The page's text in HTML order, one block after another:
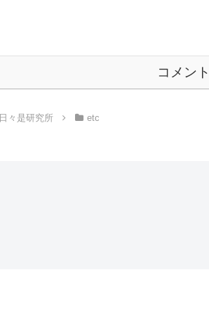
コメン
日々是研究所 etc